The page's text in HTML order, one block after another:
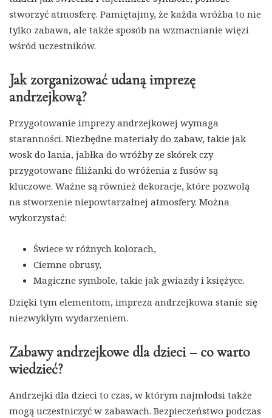
stworzyć atmosferę. Pamiętajmy, że każda wróżba to nie
tylko zabawa, ale także sposób na wzmacnianie więzi
wśród uczestników.
Jak zorganizować udaną imprezę
andrzejkową?
Przygotowanie imprezy andrzejkowej wymaga
staranności. Niezbędne materiały do zabaw, takie jak
wosk do lania, jabłka do wróżby ze skórek czy
przygotowane filiżanki do wróżenia z fusów są
kluczowe. Ważne są również dekoracje, które pozwolą
na stworzenie niepowtarzalnej atmosfery. Można
wykorzystać:
Świece w różnych kolorach,
Ciemne obrusy,
Magiczne symbole, takie jak gwiazdy i księżyce.
Dzięki tym elementom, impreza andrzejkowa stanie się
niezwykłym wydarzeniem.
Zabawy andrzejkowe dla dzieci – co warto
wiedzieć?
Andrzejki dla dzieci to czas, w którym najmłodsi także
mogą uczestniczyć w zabawach. Bezpieczeństwo podczas